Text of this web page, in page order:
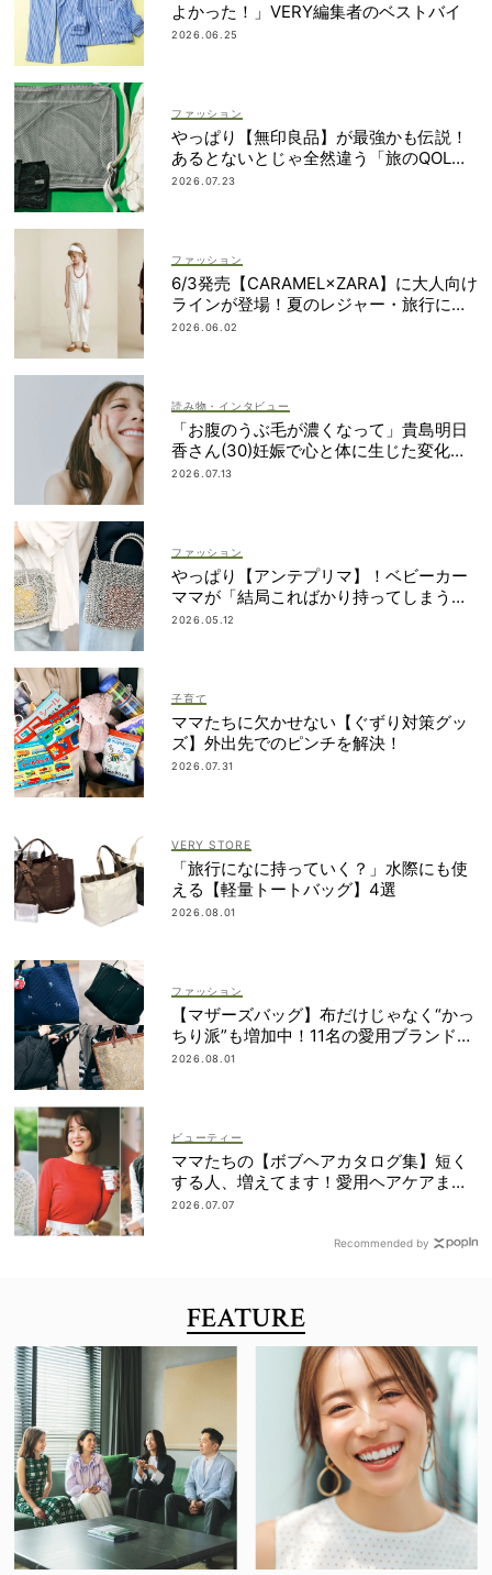
よかった！」VERY編集者のベストバイ
2026.06.25
ファッション
やっぱり【無印良品】が最強かも伝説！
あるとないとじゃ全然違う「旅のQOL爆
上げアイテム」
2026.07.23
ファッション
6/3発売【CARAMEL×ZARA】に大人向け
ラインが登場！夏のレジャー・旅行にも
おすすめ
2026.06.02
読み物・インタビュー
「お腹のうぶ毛が濃くなって」貴島明日
香さん(30)妊娠で心と体に生じた変化も
「愛しいです」
2026.07.13
ファッション
やっぱり【アンテプリマ】！ベビーカー
ママが「結局こればかり持ってしまう」
納得の理由
2026.05.12
子育て
ママたちに欠かせない【ぐずり対策グッ
ズ】外出先でのピンチを解決！
2026.07.31
VERY STORE
「旅行になに持っていく？」水際にも使
える【軽量トートバッグ】4選
2026.08.01
ファッション
【マザーズバッグ】布だけじゃなく“かっ
ちり派”も増加中！11名の愛用ブランド
は？
2026.08.01
ビューティー
ママたちの【ボブヘアカタログ集】短く
する人、増えてます！愛用ヘアケアまで
全部見せ
2026.07.07
Recommended by
FEATURE